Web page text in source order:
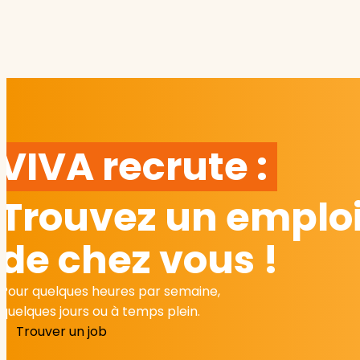
recrute :
Trouvez un
de chez vous !
Pour quelques heures par semaine,
quelques jours ou à temps plein.
Trouver un job